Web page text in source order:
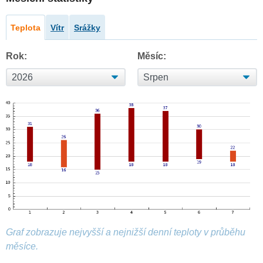
Teplota Vítr Srážky
Rok: Měsíc:
Graf zobrazuje nejvyšší a nejnižší denní teploty v průběhu
měsíce.